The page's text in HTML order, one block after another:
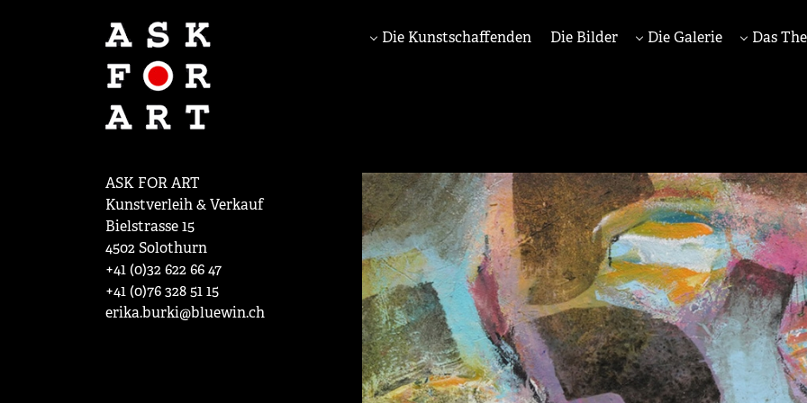
Die Kunstschaffenden Die Bilder Die Galerie Das
ASK FOR ART
Kunstverleih & Verkauf
Bielstrasse 15
4502 Solothurn
+41 (0)32 622 66 47
+41 (0)76 328 51 15
erika.burki@bluewin.ch